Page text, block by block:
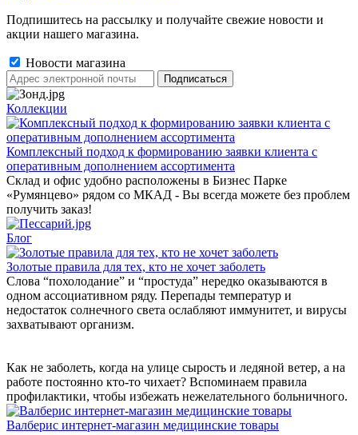
Подпишитесь на рассылку и получайте свежие новости и
акции нашего магазина.
Новости магазина
Коллекции
Комплексный подход к формированию заявки клиента с
оперативным дополнением ассортимента
Склад и офис удобно расположены в Бизнес Парке
«Румянцево» рядом со МКАД - Вы всегда можете без проблем
получить заказ!
Блог
Золотые правила для тех, кто не хочет заболеть
Слова “похолодание” и “простуда” нередко оказываются в
одном ассоциативном ряду. Перепады температур и
недостаток солнечного света ослабляют иммунитет, и вирусы
захватывают организм.
Как не заболеть, когда на улице сырость и ледяной ветер, а на
работе постоянно кто-то чихает? Вспоминаем правила
профилактики, чтобы избежать нежелательного больничного.
Валберис интернет-магазин медицинские товары